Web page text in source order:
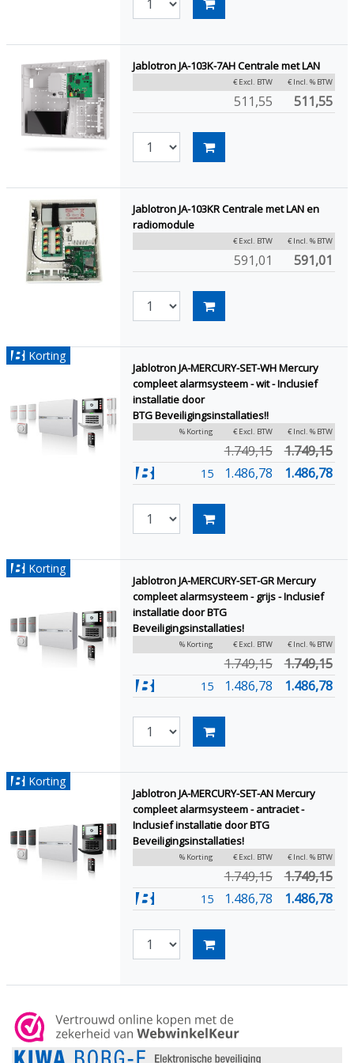
Jablotron JA-103K-7AH Centrale met LAN
€ Excl. BTW € Incl. % BTW
511,55 511,55
Jablotron JA-103KR Centrale met LAN en
radiomodule
€ Excl. BTW € Incl. % BTW
591,01 591,01
Korting
Jablotron JA-MERCURY-SET-WH Mercury
compleet alarmsysteem - wit - Inclusief
installatie door
BTG Beveiligingsinstallaties!!
% Korting € Excl. BTW € Incl. % BTW
1.749,15 1.749,15
15 1.486,78 1.486,78
Korting
Jablotron JA-MERCURY-SET-GR Mercury
compleet alarmsysteem - grijs - Inclusief
installatie door BTG
Beveiligingsinstallaties!
% Korting € Excl. BTW € Incl. % BTW
1.749,15 1.749,15
15 1.486,78 1.486,78
Korting
Jablotron JA-MERCURY-SET-AN Mercury
compleet alarmsysteem - antraciet -
Inclusief installatie door BTG
Beveiligingsinstallaties!
% Korting € Excl. BTW € Incl. % BTW
1.749,15 1.749,15
15 1.486,78 1.486,78